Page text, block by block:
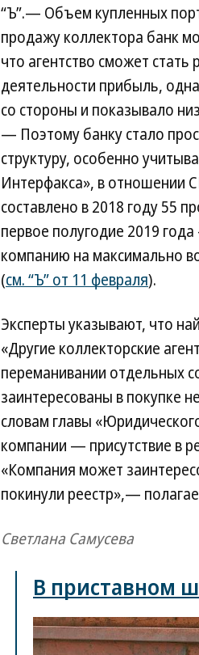
“Ъ”.— Объем купленных
продажу коллектора банк
что агентство сможет
деятельности прибыль,
со стороны и показывало
— Поэтому банку стало
структуру, особенно
Интерфакса», в отношении
составлено в 2018 году 55
первое полугодие 2019
компанию на максимально
(см. “Ъ” от 11 февраля).
Эксперты указывают, что
«Другие коллекторские
переманивании отдельных
заинтересованы в покупке
словам главы
компании — присутствие в
«Компания может
покинули реестр»,—
Светлана Самусева
В приставном